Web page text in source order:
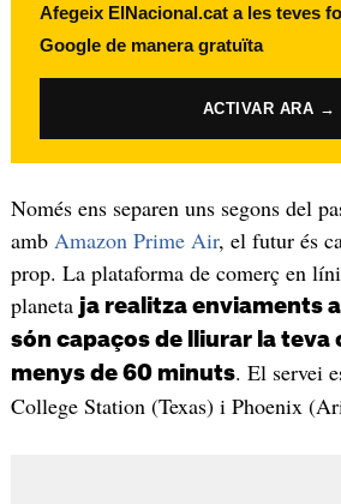
Afegeix ElNacional.cat a les teves
Google de manera gratuïta
ACTIVAR ARA →
Només ens separen uns segons del
amb Amazon Prime Air, el futur és
prop. La plataforma de comerç en
planeta ja realitza enviaments
són capaços de lliurar la teva
menys de 60 minuts. El servei
College Station (Texas) i Phoenix